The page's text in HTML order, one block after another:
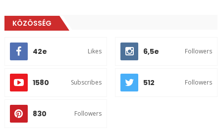
KÖZÖSSÉG
42e Likes 6,5e Followers
1580 Subscribes 512 Followers
830 Followers